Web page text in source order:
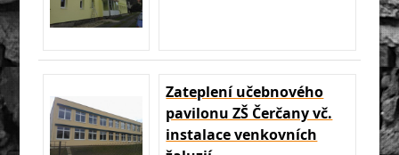
Zateplení učebnového
pavilonu ZŠ Čerčany vč.
instalace venkovních